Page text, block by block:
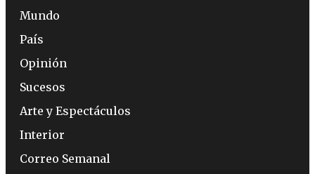
Mundo
País
Opinión
Sucesos
Arte y Espectáculos
Interior
Correo Semanal